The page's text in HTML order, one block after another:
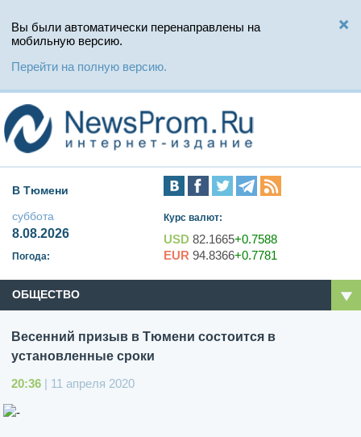
Вы были автоматически перенаправлены на
мобильную версию.
Перейти на полную версию.
В Тюмени
суббота
8.08.2026
Погода:
Курс валют:
USD 82.1665+0.7588
EUR 94.8366+0.7781
ОБЩЕСТВО
Весенний призыв в Тюмени состоится в
установленные сроки
20:36 | 11 апреля 2020